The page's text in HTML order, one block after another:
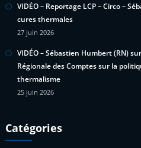
VIDÉO – Reportage LCP – Circo –
cures thermales
27 juin 2026
VIDÉO – Sébastien Humbert (RN)
Régionale des Comptes sur la
thermalisme
25 juin 2026
Catégories